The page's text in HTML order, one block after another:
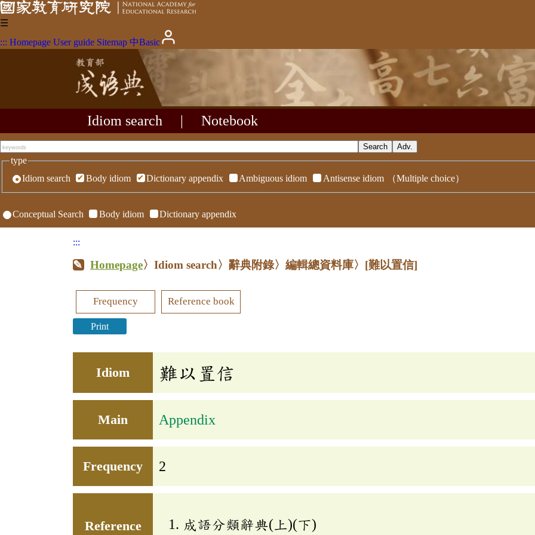
☰
::: Homepage User guide Sitemap 中Basic
Idiom search Notebook
type
Idiom search
Body idiom Dictionary appendix Ambiguous idiom Antisense idiom （Multiple choice）
Conceptual Search Body idiom Dictionary appendix
:::
Homepage〉Idiom search〉辭典附錄〉編輯總資料庫〉 [難以置信]
Frequency Reference book
Print
Idiom 難以置信
Main Appendix
Frequency 2
Reference 成語分類辭典(上)(下)